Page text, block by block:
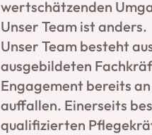
wertschätzenden
Unser Team ist anders.
Unser Team besteht
ausgebildeten
Engagement bereits
auffallen. Einerseits
qualifizierten